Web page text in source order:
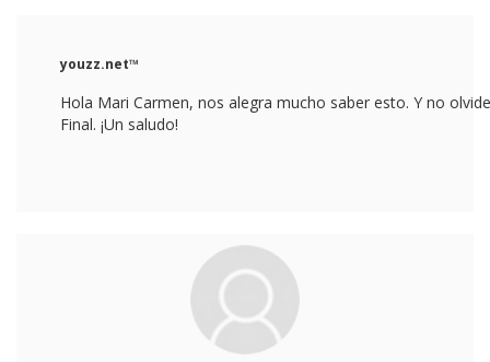
youzz.net™
Hola Mari Carmen, nos alegra mucho saber esto. Y no
Final. ¡Un saludo!